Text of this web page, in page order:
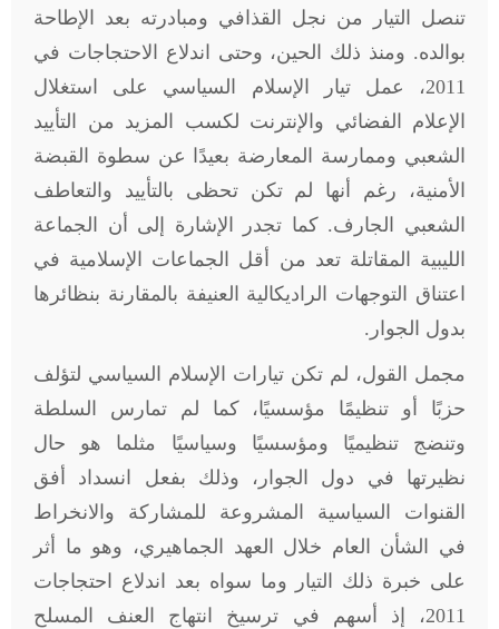
تنصل التيار من نجل القذافي ومبادرته بعد الإطاحة
بوالده. ومنذ ذلك الحين، وحتى اندلاع الاحتجاجات في
2011، عمل تيار الإسلام السياسي على استغلال
الإعلام الفضائي والإنترنت لكسب المزيد من التأييد
الشعبي وممارسة المعارضة بعيدًا عن سطوة القبضة
الأمنية، رغم أنها لم تكن تحظى بالتأييد والتعاطف
الشعبي الجارف. كما تجدر الإشارة إلى أن الجماعة
الليبية المقاتلة تعد من أقل الجماعات الإسلامية في
اعتناق التوجهات الراديكالية العنيفة بالمقارنة بنظائرها
بدول الجوار.
مجمل القول، لم تكن تيارات الإسلام السياسي لتؤلف
حزبًا أو تنظيمًا مؤسسيًا، كما لم تمارس السلطة
وتنضج تنظيميًا ومؤسسيًا وسياسيًا مثلما هو حال
نظيرتها في دول الجوار، وذلك بفعل انسداد أفق
القنوات السياسية المشروعة للمشاركة والانخراط
في الشأن العام خلال العهد الجماهيري، وهو ما أثر
على خبرة ذلك التيار وما سواه بعد اندلاع احتجاجات
2011، إذ أسهم في ترسيخ انتهاج العنف المسلح